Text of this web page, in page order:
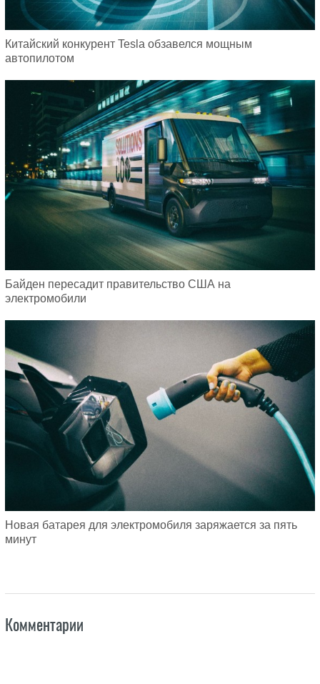
Китайский конкурент Tesla обзавелся мощным
автопилотом
Байден пересадит правительство США на
электромобили
Новая батарея для электромобиля заряжается за пять
минут
Комментарии